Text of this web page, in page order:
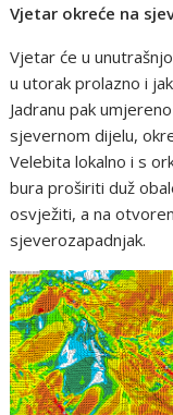
Vjetar okreće na
Vjetar će u
u utorak prolazno i
Jadranu pak
sjevernom dijelu,
Velebita lokalno i s
bura proširiti duž
osvježiti, a na
sjeverozapadnjak.